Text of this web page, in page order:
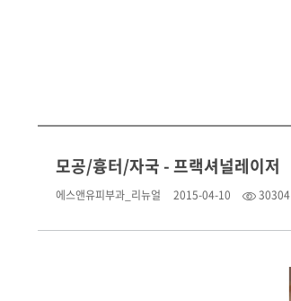
모공/흉터/자국 - 프랙셔널레이저
에스앤유피부과_리뉴얼 2015-04-10 30304